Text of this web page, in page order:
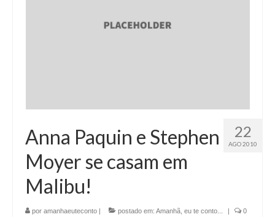
22
AGO 2010
Anna Paquin e Stephen
Moyer se casam em
Malibu!
por amanhaeuteconto | postado em: Amanhã, eu te conto... | 0